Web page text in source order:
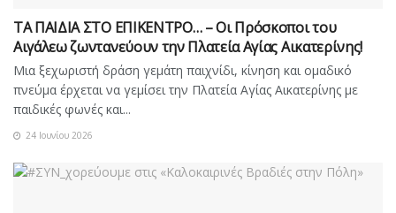
ΤΑ ΠΑΙΔΙΑ ΣΤΟ ΕΠΙΚΕΝΤΡΟ… – Οι Πρόσκοποι του
Αιγάλεω ζωντανεύουν την Πλατεία Αγίας Αικατερίνης!
Μια ξεχωριστή δράση γεμάτη παιχνίδι, κίνηση και ομαδικό
πνεύμα έρχεται να γεμίσει την Πλατεία Αγίας Αικατερίνης με
παιδικές φωνές και...
24 Ιουνίου 2026